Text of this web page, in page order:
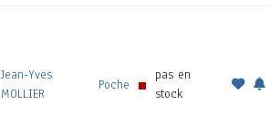
Jean-Yves
MOLLIER
Poche
pas en
stock